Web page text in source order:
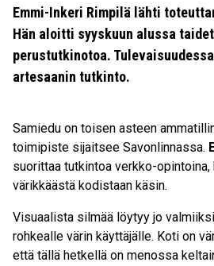
Emmi-Inkeri Rimpilä lähti
Hän aloitti syyskuun alussa
perustutkinotoa.
artesaanin tutkinto.
Samiedu on toisen asteen
toimipiste sijaitsee Savonlinnassa.
suorittaa tutkintoa verkko-
värikkäästä kodistaan käsin.
Visuaalista silmää löytyy jo
rohkealle värin käyttäjälle. Koti on
että tällä hetkellä on menossa